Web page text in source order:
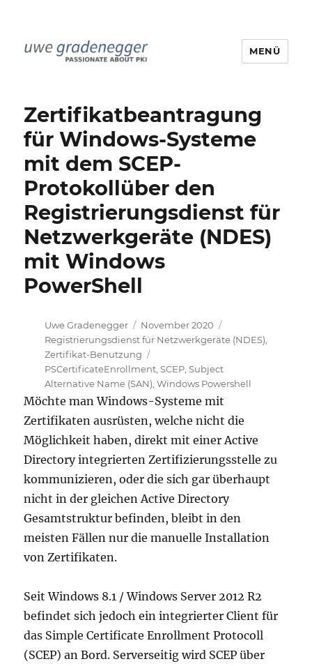
MENÜ
Zertifikatbeantragung
für Windows-Systeme
mit dem SCEP-
Protokollüber den
Registrierungsdienst für
Netzwerkgeräte (NDES)
mit Windows
PowerShell
Autor
Uwe Gradenegger
Veröffentlicht
am
November 2020
Registrierungsdienst für Netzwerkgeräte (NDES)
Zertifikat-Benutzung
PSCertificateEnrollment, SCEP, Subject
Alternative Name (SAN) Windows Powershell
Möchte man Windows-Systeme mit
Zertifikaten ausrüsten, welche nicht die
Möglichkeit haben, direkt mit einer Active
Directory integrierten Zertifizierungsstelle zu
kommunizieren, oder die sich gar überhaupt
nicht in der gleichen Active Directory
Gesamtstruktur befinden, bleibt in den
meisten Fällen nur die manuelle Installation
von Zertifikaten.
Seit Windows 8.1 / Windows Server 2012 R2
befindet sich jedoch ein integrierter Client für
das Simple Certificate Enrollment Protocoll
(SCEP) an Bord. Serverseitig wird SCEP über